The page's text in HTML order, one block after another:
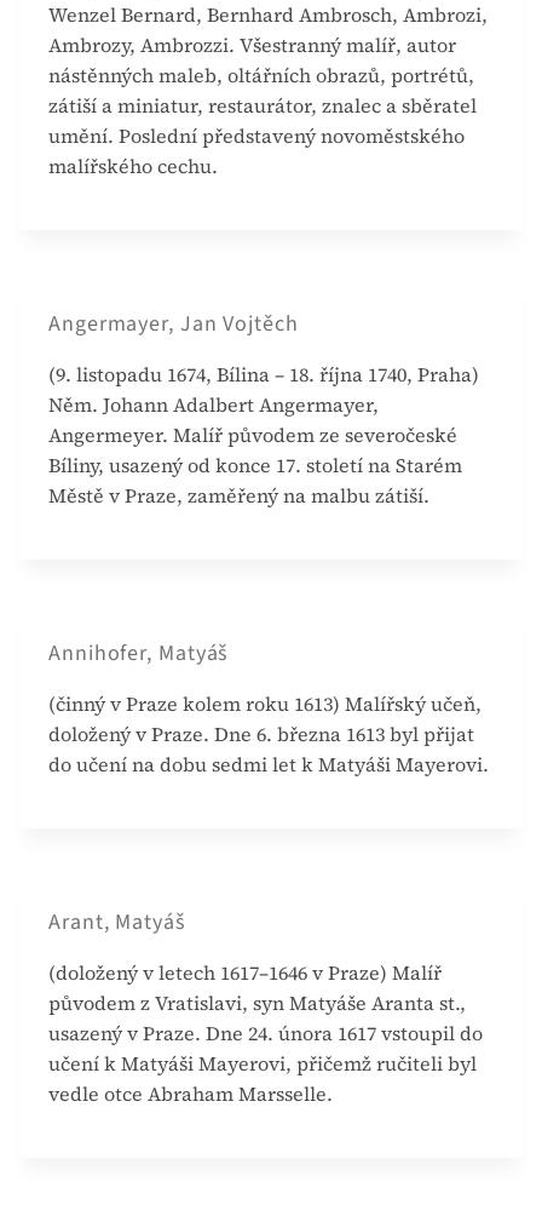
Wenzel Bernard, Bernhard Ambrosch, Ambrozi,
Ambrozy, Ambrozzi. Všestranný malíř, autor
nástěnných maleb, oltářních obrazů, portrétů,
zátiší a miniatur, restaurátor, znalec a sběratel
umění. Poslední představený novoměstského
malířského cechu.
Angermayer, Jan Vojtěch
(9. listopadu 1674, Bílina – 18. října 1740, Praha)
Něm. Johann Adalbert Angermayer,
Angermeyer. Malíř původem ze severočeské
Bíliny, usazený od konce 17. století na Starém
Městě v Praze, zaměřený na malbu zátiší.
Annihofer, Matyáš
(činný v Praze kolem roku 1613) Malířský učeň,
doložený v Praze. Dne 6. března 1613 byl přijat
do učení na dobu sedmi let k Matyáši Mayerovi.
Arant, Matyáš
(doložený v letech 1617–1646 v Praze) Malíř
původem z Vratislavi, syn Matyáše Aranta st.,
usazený v Praze. Dne 24. února 1617 vstoupil do
učení k Matyáši Mayerovi, přičemž ručiteli byl
vedle otce Abraham Marsselle.